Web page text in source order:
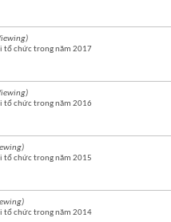
tổ chức trong năm 2017
tổ chức trong năm 2016
tổ chức trong năm 2015
tổ chức trong năm 2014